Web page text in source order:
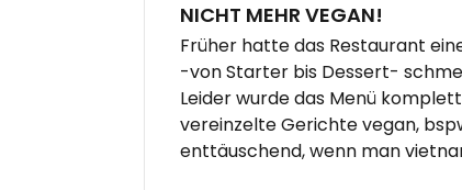
NICHT MEHR VEGAN!
Früher hatte das Restaurant
-von Starter bis Dessert-
Leider wurde das Menü
vereinzelte Gerichte vegan,
enttäuschend, wenn man